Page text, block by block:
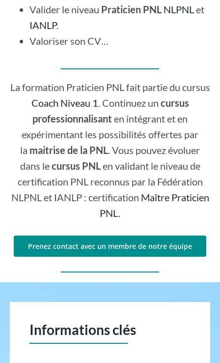
Valider le niveau Praticien PNL NLPNL et
IANLP.
Valoriser son CV…
La formation Praticien PNL fait partie du cursus
Coach Niveau 1 . Continuez un cursus
professionnalisant en intégrant et en
expérimentant les possibilités offertes par
la maitrise de la PNL . Vous pouvez évoluer
dans lecursus PNLen validant le niveau de
certification PNL reconnus par la Fédération
NLPNL et IANLP : certification Maître Praticien
PNL.
Prenez contact avec un membre de notre équipe
Informations clés